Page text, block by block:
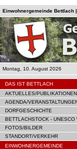
Einwohnergemeinde Bettlach
Montag, 10. August 2026
DAS IST BETTLACH
AKTUELLES/PUBLIKATIONEN
AGENDA/
DORFGESCHICHTE
BETTLACHSTOCK - UNESCO
FOTOS/BILDER
STANDORT/VERKEHR
EINWOHNERGEMEINDE